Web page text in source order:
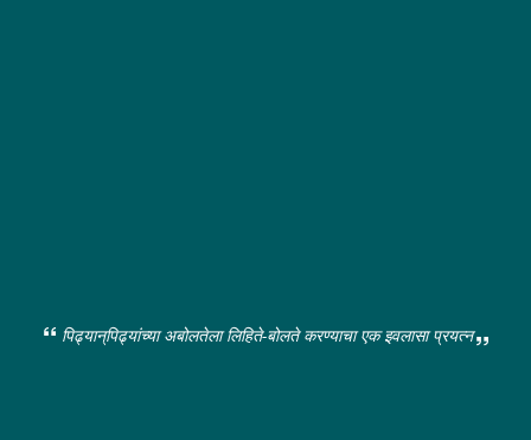
पिढ्यान्‌पिढ्यांच्या अबोलतेला लिहिते-बोलते करण्याचा एक इवलासा प्रयत्न